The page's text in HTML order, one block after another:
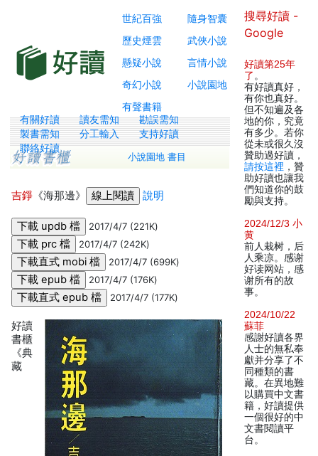
世紀百強
隨身智囊
歷史煙雲
武俠小說
懸疑小說
言情小說
奇幻小說
小說園地
有聲書籍
有關好讀 讀友需知
勘誤需知
製書需知
分工輸入
支持好讀
聯絡好讀
小說園地 書目
吉錚 《海那邊》 說明
2017/4/7 (221K)
2017/4/7 (242K)
2017/4/7 (699K)
2017/4/7 (176K)
2017/4/7 (177K)
好讀
書櫃
《典
藏
搜尋好讀 -
Google
好讀第25年
了 。
有好讀真好，
有你也真好。
但不知遍及各
地的你，究竟
有多少。若你
從未或很久沒
贊助過好讀，
請按這裡 ，贊
助好讀也讓我
們知道你的鼓
勵與支持。
2024/12/3 小
黄
前人栽树，后
人乘凉。感谢
好读网站，感
谢所有的故
事。
2024/10/22
蘇菲
感謝好讀各界
人士的無私奉
獻并分享了不
同種類的書
藏。在異地難
以購買中文書
籍，好讀提供
一個很好的中
文書閱讀平
台。